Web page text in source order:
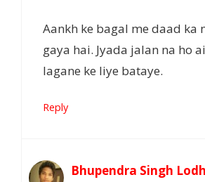
Aankh ke bagal me daad ka
gaya hai. Jyada jalan na ho
lagane ke liye bataye.
Reply
Bhupendra Singh